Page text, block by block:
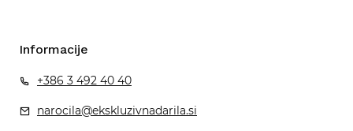
Informacije
+386 3 492 40 40
narocila@ekskluzivnadarila.si